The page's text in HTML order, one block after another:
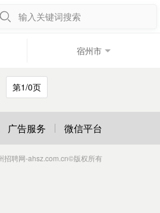
输入关键词搜索
宿州市
第1/0页
广告服务 微信平台
招聘网-ahsz.com.cn©版权所有